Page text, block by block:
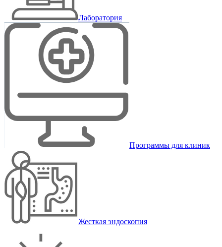
Лаборатория
Программы для клиник
Жесткая эндоскопия